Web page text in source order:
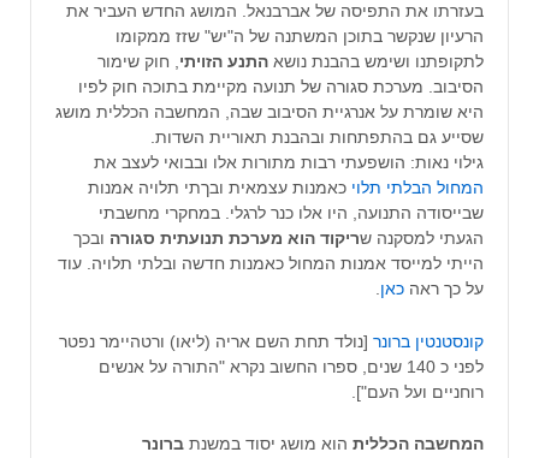
בעזרתו את התפיסה של אברבנאל. המושג החדש העביר את
הרעיון שנקשר בתוכן המשתנה של ה"יש" שזז ממקומו
לתקופתנו ושימש בהבנת נושא התנע הזויתי, חוק שימור
הסיבוב. מערכת סגורה של תנועה מקיימת בתוכה חוק לפיו
היא שומרת על אנרגיית הסיבוב שבה, המחשבה הכללית מושג
שסייע גם בהתפתחות ובהבנת תאוריית השדות.
גילוי נאות: הושפעתי רבות מתורות אלו ובבואי לעצב את
המחול הבלתי תלוי כאמנות עצמאית ובךתי תלויה אמנות
שבייסודה התנועה, היו אלו כנר לרגלי. במחקרי מחשבתי
הגעתי למסקנה שריקוד הוא מערכת תנועתית סגורה ובכך
הייתי למייסד אמנות המחול כאמנות חדשה ובלתי תלויה. עוד
על כך ראה כאן.
קונסטנטין ברונר [נולד תחת השם אריה (ליאו) ורטהיימר נפטר
לפני כ 140 שנים, ספרו החשוב נקרא "התורה על אנשים
רוחניים ועל העם"].
המחשבה הכללית הוא מושג יסוד במשנת ברונר